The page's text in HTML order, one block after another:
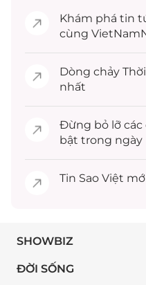
Khám phá tin
cùng
Dòng chảy
nhất
Đừng bỏ lỡ các
bật trong ngày
Tin Sao Việt
SHOWBIZ
ĐỜI SỐNG